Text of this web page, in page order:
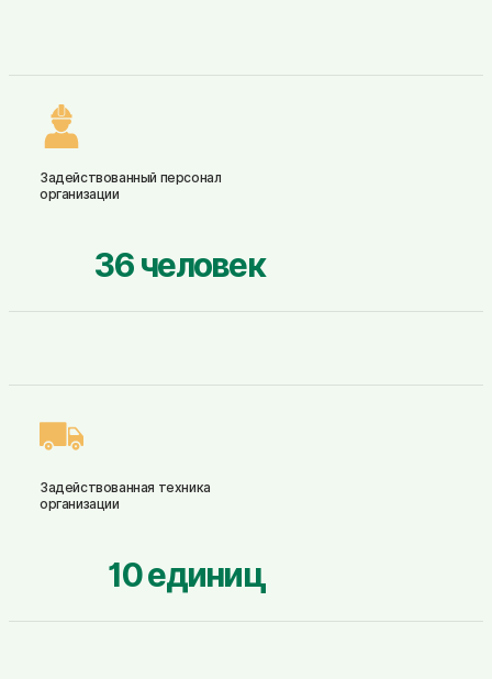
Задействованный персонал
организации
36человек
Задействованная техника
организации
10единиц